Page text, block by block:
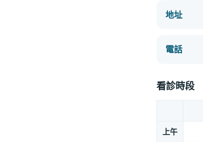
地址
電話
看診時段
上午